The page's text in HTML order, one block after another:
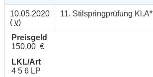
10.05.2020
( v)
11. Stilspringprüfung Kl.A*
Preisgeld
150,00 €
LKL/Art
4 5 6 LP